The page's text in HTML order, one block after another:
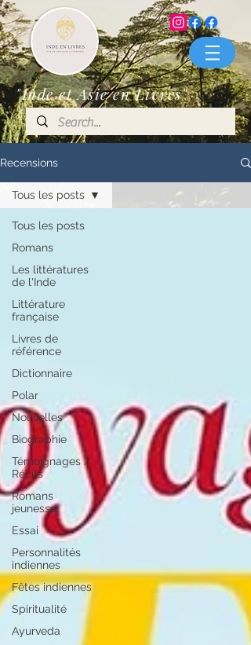
"Inde et Asie en Livres"
Recensions
Tous les posts
Romans
Les littératures
de l'Inde
Littérature
française
Livres de
référence
Dictionnaire
Polar
Nouvelles
Biographie
Témoignages /
Récits
Romans
jeunesse
Essai
Personnalités
indiennes
Fêtes indiennes
Spiritualité
Ayurveda
Tous les posts